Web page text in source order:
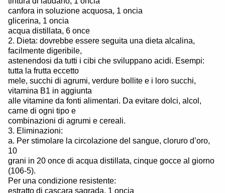
canfora in soluzione acquosa, 1 oncia
glicerina, 1 oncia
acqua distillata, 6 once
2. Dieta: dovrebbe essere seguita una dieta alcalina,
facilmente digeribile,
astenendosi da tutti i cibi che sviluppano acidi. Esempi:
tutta la frutta eccetto
mele, succhi di agrumi, verdure bollite e i loro succhi,
vitamina B1 in aggiunta
alle vitamine da fonti alimentari. Da evitare dolci, alcol,
carne di ogni tipo e
combinazioni di agrumi e cereali.
3. Eliminazioni:
a. Per stimolare la circolazione del sangue, cloruro d’oro,
10
grani in 20 once di acqua distillata, cinque gocce al giorno
(106-5).
Per una condizione resistente:
estratto di cascara sagrada, 1 oncia